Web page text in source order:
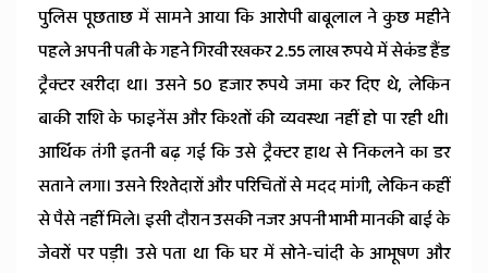
पुलिस पूछताछ में सामने आया कि आरोपी बाबूलाल ने कुछ महीने
पहले अपनी पत्नी के गहने गिरवी रखकर 2.55 लाख रुपये में सेकंड हैंड
ट्रैक्टर खरीदा था। उसने 50 हजार रुपये जमा कर दिए थे, लेकिन
बाकी राशि के फाइनेंस और किश्तों की व्यवस्था नहीं हो पा रही थी।
आर्थिक तंगी इतनी बढ़ गई कि उसे ट्रैक्टर हाथ से निकलने का डर
सताने लगा। उसने रिश्तेदारों और परिचितों से मदद मांगी, लेकिन कहीं
से पैसे नहीं मिले। इसी दौरान उसकी नजर अपनी भाभी मानकी बाई के
जेवरों पर पड़ी। उसे पता था कि घर में सोने-चांदी के आभूषण और